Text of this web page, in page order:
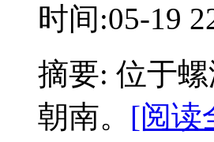
时间:05-19
摘要: 位于
朝南。 [阅读